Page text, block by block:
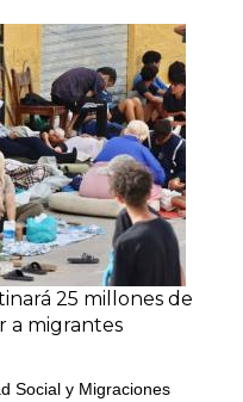
25 millones de
a migrantes
Social y Migraciones